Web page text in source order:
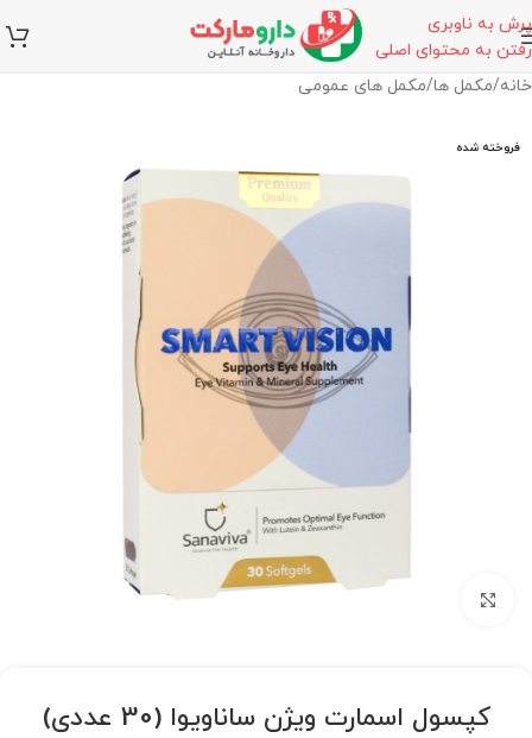
پرش به ناوبری
رفتن به محتوای اصلی
خانه/مکمل ها/مکمل های عمومی
فروخته شده
کپسول اسمارت ویژن ساناویوا (30 عددی)